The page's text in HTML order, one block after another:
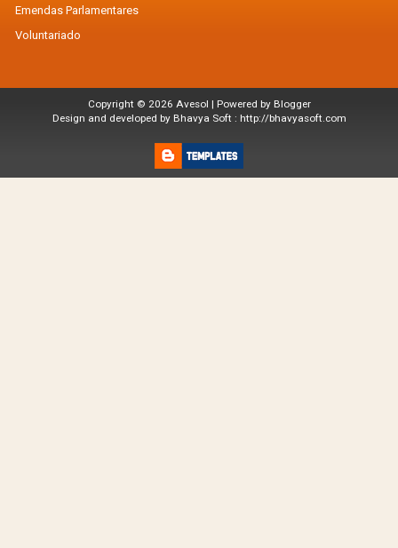
Emendas Parlamentares
Voluntariado
Copyright © 2026 Avesol | Powered by Blogger
Design and developed by Bhavya Soft : http://bhavyasoft.com